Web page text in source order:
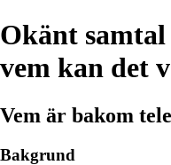
Okänt samtal
vem kan det
Vem är bakom
Bakgrund